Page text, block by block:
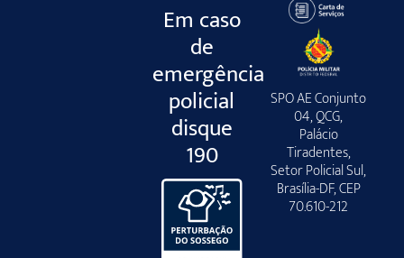
Em caso
de
emergência
policial
disque
190
SPO AE Conjunto
04, QCG,
Palácio
Tiradentes,
Setor Policial Sul,
Brasília-DF, CEP
70.610-212